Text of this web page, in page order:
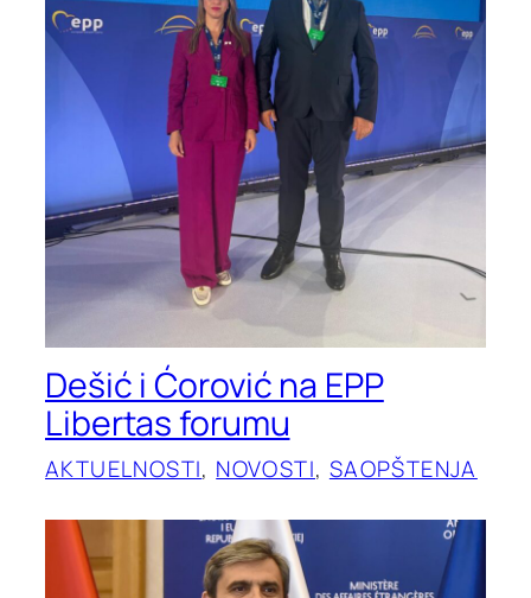
Dešić i Ćorović na EPP
Libertas forumu
AKTUELNOSTI, NOVOSTI, SAOPŠTENJA